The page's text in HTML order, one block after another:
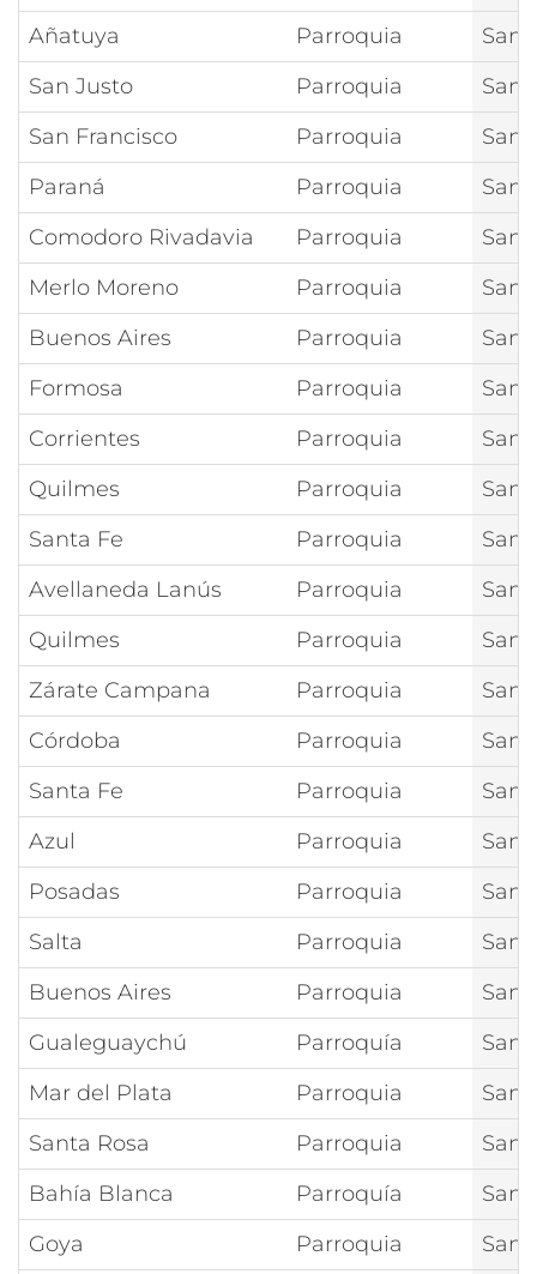
Añatuya
Parroquia
San
San Justo
Parroquia
San
San Francisco
Parroquia
San
Paraná
Parroquia
San
Comodoro Rivadavia
Parroquia
San
Merlo Moreno
Parroquia
San
Buenos Aires
Parroquia
San
Formosa
Parroquia
San
Corrientes
Parroquia
San
Quilmes
Parroquia
San
Santa Fe
Parroquia
San
Avellaneda Lanús
Parroquia
San
Quilmes
Parroquia
San
Zárate Campana
Parroquia
San
Córdoba
Parroquia
San
Santa Fe
Parroquia
San
Azul
Parroquia
San
Posadas
Parroquia
San
Salta
Parroquia
San
Buenos Aires
Parroquia
San
Gualeguaychú
Parroquía
San
Mar del Plata
Parroquia
San
Santa Rosa
Parroquia
San
Bahía Blanca
Parroquía
San
Goya
Parroquia San